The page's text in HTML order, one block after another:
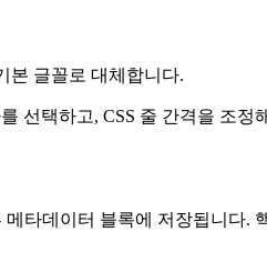
본 글꼴로 대체합니다.
선택하고, CSS 줄 간격을 조정
메타데이터 블록에 저장됩니다.